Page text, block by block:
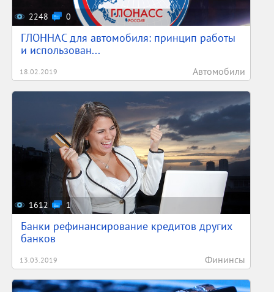
2248 0
ГЛОННАС для автомобиля: принцип работы
и использован...
18.02.2019 Автомобили
1612 1
Банки рефинансирование кредитов других
банков
13.03.2019 Фининсы